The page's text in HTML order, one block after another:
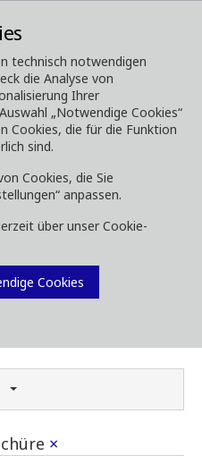
technisch notwendigen
die Analyse von
Ihrer
„Notwendige Cookies“
Cookies, die für die Funktion
sind.
Cookies, die Sie
anpassen.
über unser Cookie-
Cookies
Videos,
Medien herunter.
oder Kategorie unten
×